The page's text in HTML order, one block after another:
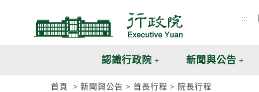
:::
認識行政院 新聞與公告
首頁 新聞與公告 首長行程 院長行程